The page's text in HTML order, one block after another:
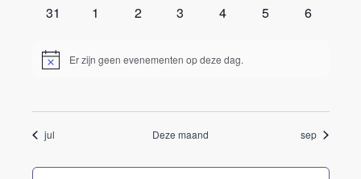
0
31
0
1
0
2
0
3
0
4
0
5
0
6
BerichtEr zijn geen evenementen op deze dag.
jul Deze maand sep